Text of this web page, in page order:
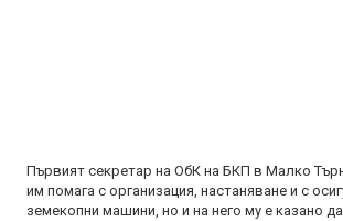
Първият секретар на ОбК на БКП в Малко
им помага с организация, настаняване и с
земекопни машини, но и на него му е казано